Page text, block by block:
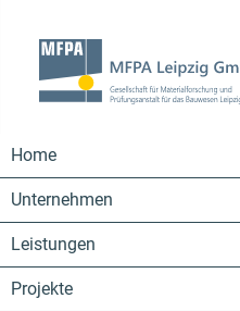
Home
Unternehmen
Leistungen
Projekte